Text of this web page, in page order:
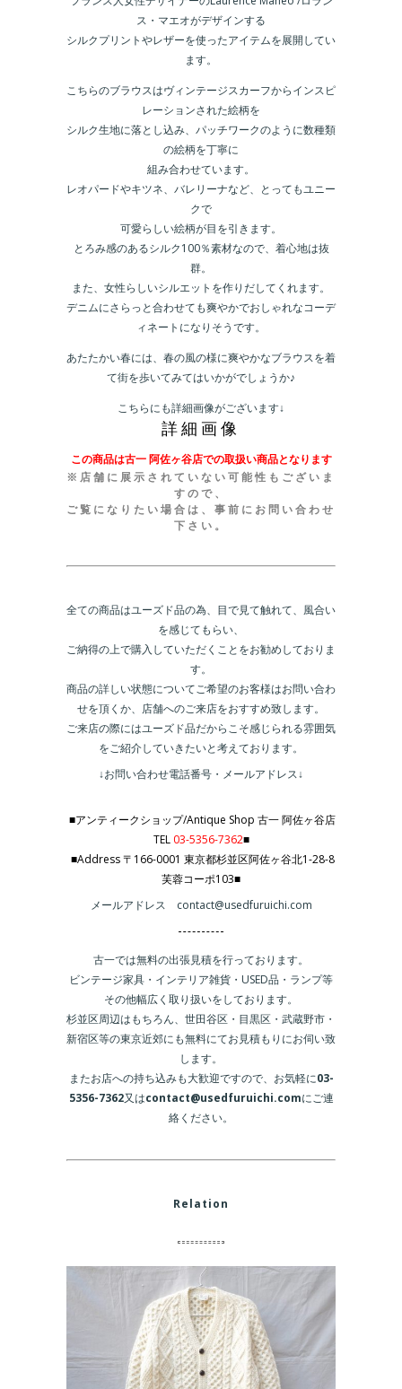
ス・マエオがデザインする
シルクプリントやレザーを使ったアイテムを展開してい
ます。
こちらのブラウスはヴィンテージスカーフからインスピ
レーションされた絵柄を
シルク生地に落とし込み、パッチワークのように数種類
の絵柄を丁寧に
組み合わせています。
レオパードやキツネ、バレリーナなど、とってもユニー
クで
可愛らしい絵柄が目を引きます。
とろみ感のあるシルク100％素材なので、着心地は抜
群。
また、女性らしいシルエットを作りだしてくれます。
デニムにさらっと合わせても爽やかでおしゃれなコーデ
ィネートになりそうです。
あたたかい春には、春の風の様に爽やかなブラウスを着
て街を歩いてみてはいかがでしょうか♪
こちらにも詳細画像がございます↓
詳細画像
この商品は古一 阿佐ヶ谷店での取扱い商品となります
※店舗に展示されていない可能性もございま
すので、
ご覧になりたい場合は、事前にお問い合わせ
下さい。
全ての商品はユーズド品の為、目で見て触れて、風合い
を感じてもらい、
ご納得の上で購入していただくことをお勧めしておりま
す。
商品の詳しい状態についてご希望のお客様はお問い合わ
せを頂くか、店舗へのご来店をおすすめ致します。
ご来店の際にはユーズド品だからこそ感じられる雰囲気
をご紹介していきたいと考えております。
↓お問い合わせ電話番号・メールアドレス↓
■アンティークショップ/Antique Shop 古一 阿佐ヶ谷店
TEL03-5356-7362■
■Address 〒166-0001 東京都杉並区阿佐ヶ谷北1-28-8
芙蓉コーポ103■
メールアドレス contact@usedfuruichi.com
古一では無料の出張見積を行っております。
ビンテージ家具・インテリア雑貨・USED品・ランプ等
その他幅広く取り扱いをしております。
杉並区周辺はもちろん、世田谷区・目黒区・武蔵野市・
新宿区等の東京近郊にも無料にてお見積もりにお伺い致
します。
またお店への持ち込みも大歓迎ですので、お気軽に03-
5356-7362又はcontact@usedfuruichi.comにご連
絡ください。
Relation